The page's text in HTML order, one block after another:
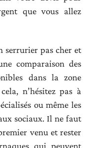
que vous allez
serrurier pas cher et
comparaison des
dans la zone
n’hésitez pas à
ou même les
sociaux. Il ne faut
venu et rester
qui peuvent